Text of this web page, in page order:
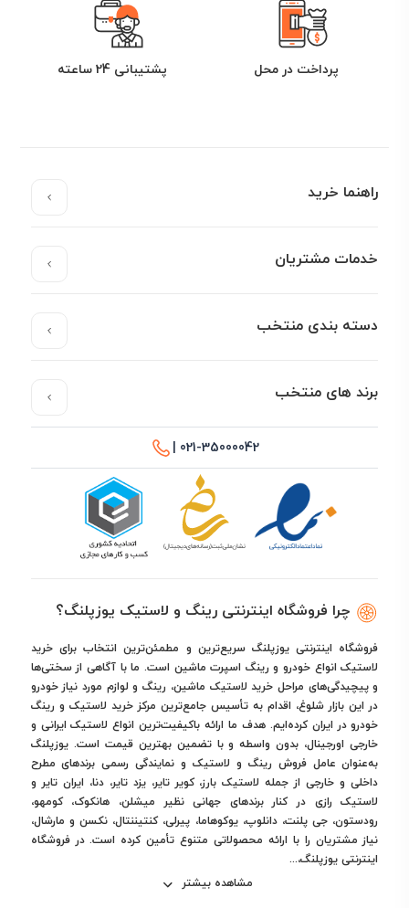
پرداخت در محل پشتیبانی 24 ساعته
راهنما خرید
خدمات مشتریان
دسته بندی منتخب
برند های منتخب
021-35000042 |
چرا فروشگاه اینترنتی رینگ و لاستیک یوزپلنگ؟
فروشگاه اینترنتی یوزپلنگ سریع‌ترین و مطمئن‌ترین انتخاب برای خرید
لاستیک انواع خودرو و رینگ اسپرت ماشین است. ما با آگاهی از سختی‌ها
و پیچیدگی‌های مراحل خرید لاستیک ماشین، رینگ و لوازم مورد نیاز خودرو
در این بازار شلوغ، اقدام به تأسیس جامع‌ترین مرکز خرید لاستیک و رینگ
خودرو در ایران کرده‌ایم. هدف ما ارائه باکیفیت‌ترین انواع لاستیک ایرانی و
خارجی اورجینال، بدون واسطه و با تضمین بهترین قیمت است. یوزپلنگ
به‌عنوان عامل فروش رینگ و لاستیک و نمایندگی رسمی برندهای مطرح
داخلی و خارجی از جمله لاستیک بارز، کویر تایر، یزد تایر، دنا، ایران تایر و
لاستیک رازی در کنار برندهای جهانی نظیر میشلن، هانکوک، کومهو،
رودستون، جی پلنت، دانلوپ، یوکوهاما، پیرلی، کنتیننتال، نکسن و مارشال،
نیاز مشتریان را با ارائه محصولاتی متنوع تأمین کرده است. در فروشگاه
اینترنتی یوزپلنگ،...
مشاهده بیشتر